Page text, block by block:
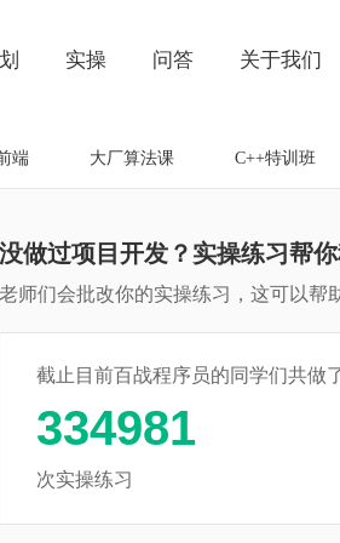
实操 问答 关于我们
端 大厂算法课 C++特训班
没做过项目开发？实操练习帮
老师们会批改你的实操练习，这可以帮
截止目前百战程序员的同学们共做
334981
次实操练习